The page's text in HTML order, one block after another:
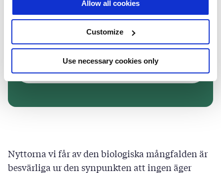
Allow all cookies
Customize
Use necessary cookies only
0/500
Registrera dig
Nyttorna vi får av den biologiska mångfalden är
besvärliga ur den synpunkten att ingen äger